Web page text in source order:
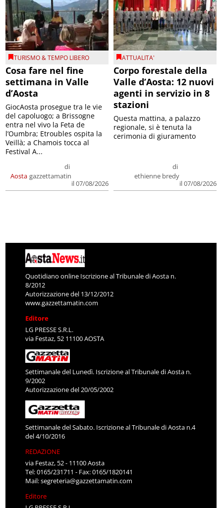
TURISMO & TEMPO LIBERO
Cosa fare nel fine
settimana in Valle
d’Aosta
Aosta
di
gazzettamatin
il 07/08/2026
GiocAosta prosegue tra le vie
del capoluogo; a Brissogne
entra nel vivo la Feta de
l’Oumbra; Etroubles ospita la
Veillà; a Chamois tocca al
Festival A...
ATTUALITA'
Corpo forestale della
Valle d’Aosta: 12 nuovi
agenti in servizio in 8
stazioni
di
ethienne bredy
il 07/08/2026
Questa mattina, a palazzo
regionale, si è tenuta la
cerimonia di giuramento
Quotidiano online Iscrizione al Tribunale di Aosta n.
8/2012
Autorizzazione del 13/12/2012
www.gazzettamatin.com
Editore
LG PRESSE S.R.L.
via Festaz, 52 11100 AOSTA
Settimanale del Lunedì. Iscrizione al Tribunale di Aosta n.
9/2002
Autorizzazione del 20/05/2002
Settimanale del Sabato. Iscrizione al Tribunale di Aosta n.4
del 4/10/2016
REDAZIONE
via Festaz, 52 - 11100 Aosta
Tel: 0165/231711 - Fax: 0165/1820141
Mail:segreteria@gazzettamatin.com
Editore